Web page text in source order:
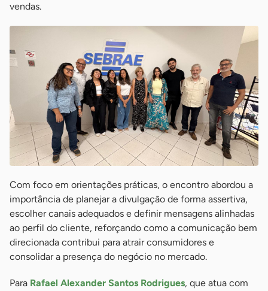
vendas.
Com foco em orientações práticas, o encontro abordou a
importância de planejar a divulgação de forma assertiva,
escolher canais adequados e definir mensagens alinhadas
ao perfil do cliente, reforçando como a comunicação bem
direcionada contribui para atrair consumidores e
consolidar a presença do negócio no mercado.
Para Rafael Alexander Santos Rodrigues, que atua com